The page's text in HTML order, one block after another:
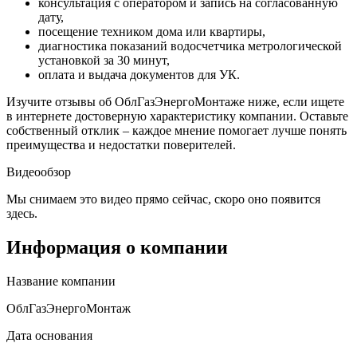
дату,
посещение техником дома или квартиры,
диагностика показаний водосчетчика метрологической
установкой за 30 минут,
оплата и выдача документов для УК.
Изучите отзывы об ОблГазЭнергоМонтаже ниже, если ищете
в интернете достоверную характеристику компании. Оставьте
собственный отклик – каждое мнение помогает лучше понять
преимущества и недостатки поверителей.
Видеообзор
Мы снимаем это видео прямо сейчас, скоро оно появится
здесь.
Информация о компании
Название компании
ОблГазЭнергоМонтаж
Дата основания